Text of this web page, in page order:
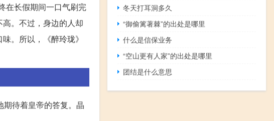
在长假期间一口气刷完
。不过，身边的人却
。所以，《醉玲珑》
期待着皇帝的答复。晶
冬天打耳洞多久
“御偷篱著棘”的出处是哪里
什么是信保业务
“空山更有人家”的出处是哪里
团结是什么意思